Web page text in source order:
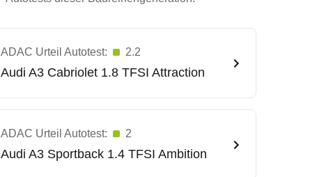
ADAC Urteil Autotest: 2.2
Audi A3 Cabriolet 1.8 TFSI Attraction
ADAC Urteil Autotest: 2
Audi A3 Sportback 1.4 TFSI Ambition